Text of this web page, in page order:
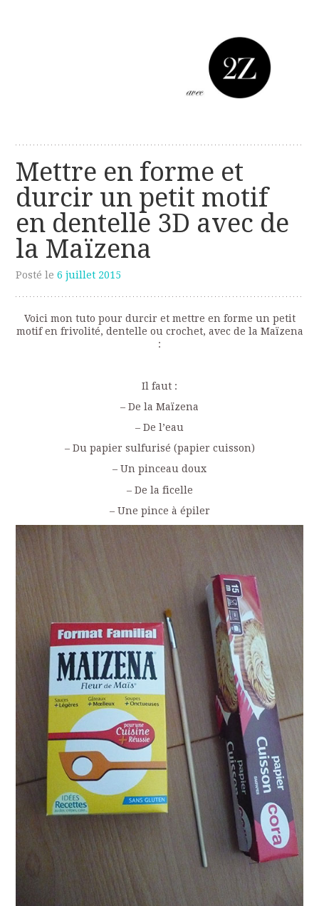
avec deux z
Mettre en forme et
durcir un petit motif
en dentelle 3D avec de
la Maïzena
Posté le6 juillet 2015
Voici mon tuto pour durcir et mettre en forme un petit
motif en frivolité, dentelle ou crochet, avec de la Maïzena
:
Il faut :
– De la Maïzena
– De l’eau
– Du papier sulfurisé (papier cuisson)
– Un pinceau doux
– De la ficelle
– Une pince à épiler